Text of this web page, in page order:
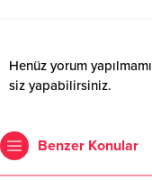
Henüz yorum
siz yapabilirsiniz.
Benzer Konular